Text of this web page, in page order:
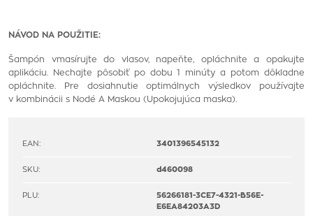
NÁVOD NA POUŽITIE:
Šampón vmasírujte do vlasov, napeňte, opláchnite a opakujte
aplikáciu. Nechajte pôsobiť po dobu 1 minúty a potom dôkladne
opláchnite. Pre dosiahnutie optimálnych výsledkov používajte
v kombinácii s Nodé A Maskou (Upokojujúca maska).
EAN: 3401396545132
SKU: d460098
PLU:
56266181-3CE7-4321-B56E-
E6EA84203A3D